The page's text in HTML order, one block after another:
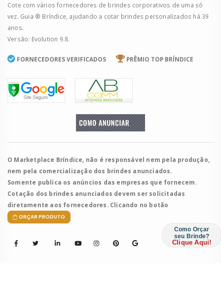
Cote com vários fornecedores de brindes corporativos de uma só
vez. Guia ® Bríndice, ajudando a cotar brindes personalizados há 39
anos.
Versão: Evolution 9.8
FORNECEDORES VERIFICADOS PRÊMIO TOP BRÍNDICE
O Marketplace Bríndice, não é responsável nem pela produção,
nem pela comercialização dos brindes anunciados.
Somente publica os anúncios das empresas que fornecem.
Cotação dos brindes anunciados devem ser solicitadas
diretamente aos fornecedores. Clicando no botão
ORÇAR PRODUTO
Como Orçar
seu Brinde?
Clique Aqui!